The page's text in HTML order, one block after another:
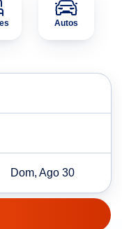
Autos
Dom, Ago 30